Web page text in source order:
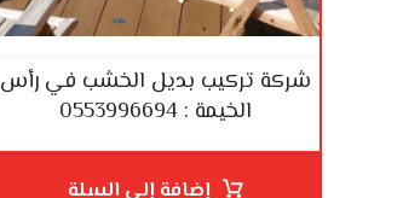
شركة تركيب بديل الخشب في رأس
الخيمة : 0553996694
إضافة إلى السلة